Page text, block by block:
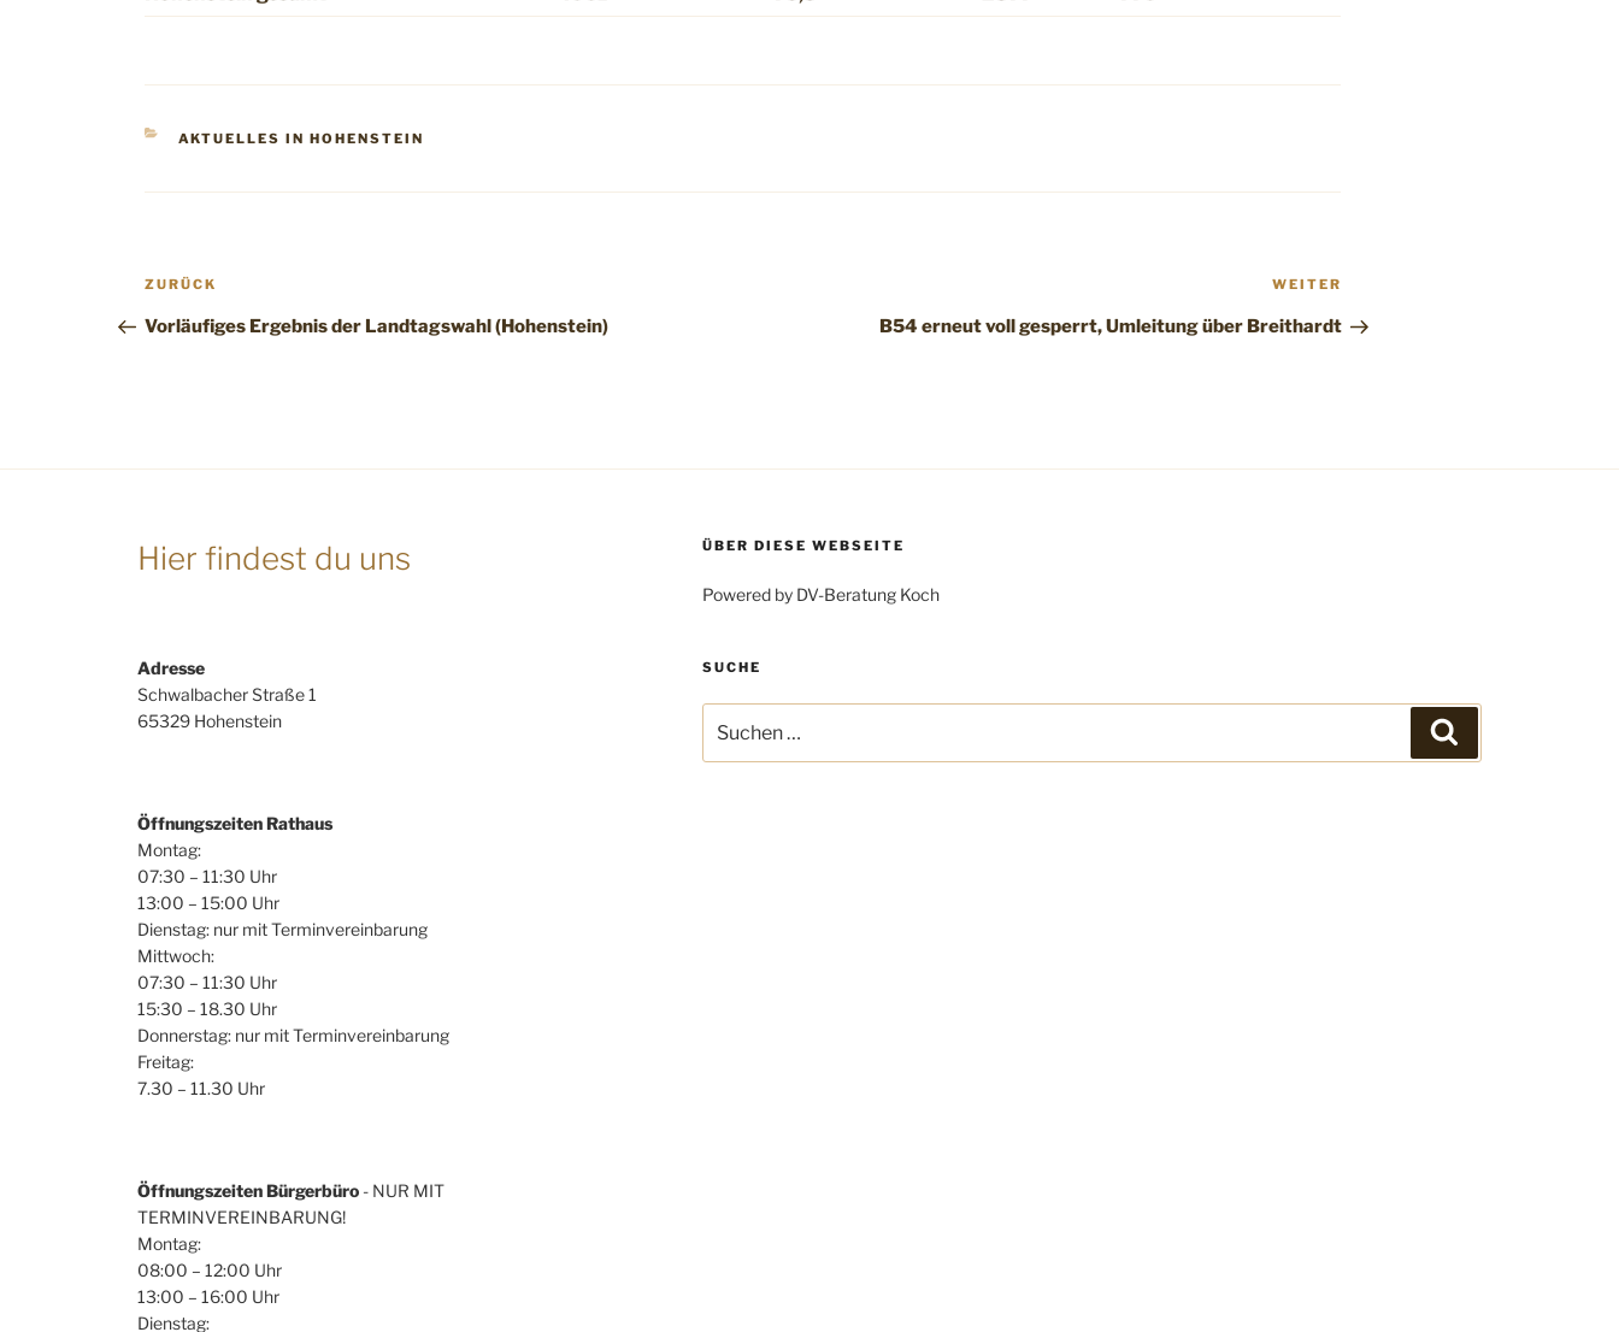
KATEGORIEN
AKTUELLES IN HOHENSTEIN
Beitragsnavigation
Vorheriger
ZURÜCK
Vorläufiges Ergebnis der Landtagswahl (Hohenstein)
WEITER
B54 erneut voll gesperrt, Umleitung über Breithardt
Hier findest du uns
Adresse
Schwalbacher Straße 1
65329 Hohenstein
Öffnungszeiten Rathaus
Montag:
07:30 – 11:30 Uhr
13:00 – 15:00 Uhr
Dienstag: nur mit Terminvereinbarung
Mittwoch:
07:30 – 11:30 Uhr
15:30 – 18.30 Uhr
Donnerstag: nur mit Terminvereinbarung
Freitag:
7.30 – 11.30 Uhr
Öffnungszeiten Bürgerbüro - NUR MIT
TERMINVEREINBARUNG!
Montag:
08:00 – 12:00 Uhr
13:00 – 16:00 Uhr
Dienstag:
ÜBER DIESE WEBSEITE
Powered by DV-Beratung Koch
SUCHE
nach: